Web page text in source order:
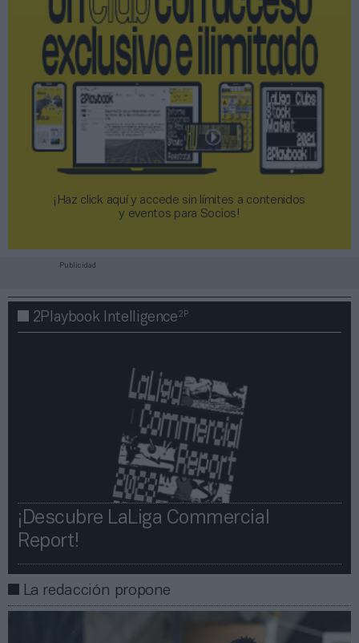
¡Haz click aquí y accede sin límites a contenidos
y eventos para Socios!​​​​​​​
Publicidad
2Playbook Intelligence2P
¡Descubre LaLiga Commercial
Report!​​
La redacción propone